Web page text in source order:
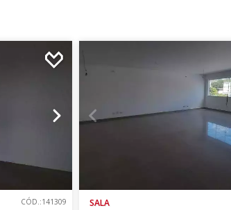
CÓD.:141309 SALA